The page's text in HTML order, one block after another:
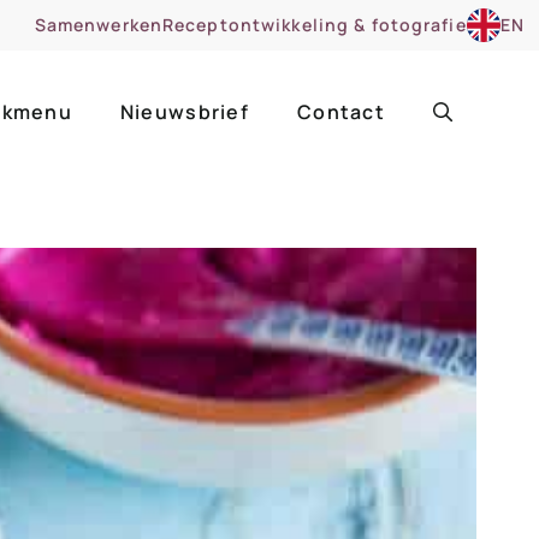
SamenwerkenReceptontwikkeling & fotografie EN
zoet
Nieuwsbrief Contact